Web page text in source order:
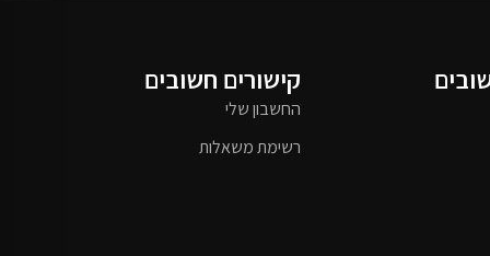
קישורים חשובים
החשבון שלי
רשימת משאלות